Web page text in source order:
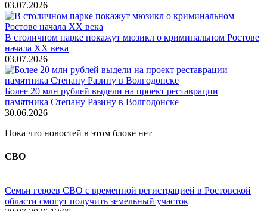
03.07.2026
В столичном парке покажут мюзикл о криминальном Ростове
начала ХХ века
03.07.2026
Более 20 млн рублей выдели на проект реставрации
памятника Степану Разину в Волгодонске
30.06.2026
Пока что новостей в этом блоке нет
СВО
Семьи героев СВО с временной регистрацией в Ростовской
области смогут получить земельный участок